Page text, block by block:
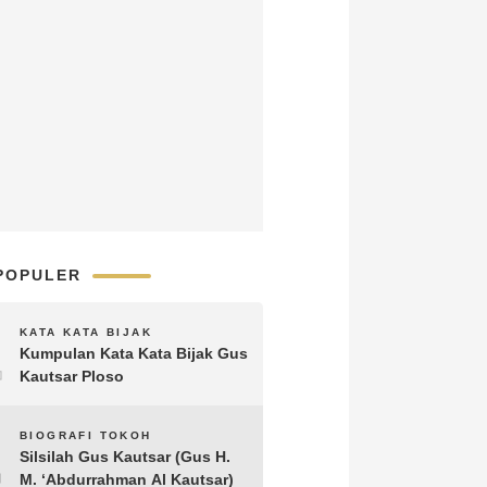
KATA KATA BIJAK
Kumpulan Kata Kata Bijak Gus
Kautsar Ploso
BIOGRAFI TOKOH
Silsilah Gus Kautsar (Gus H.
M. ‘Abdurrahman Al Kautsar)